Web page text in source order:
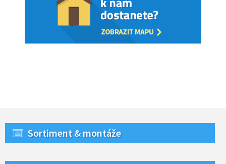
Sortiment & montáže